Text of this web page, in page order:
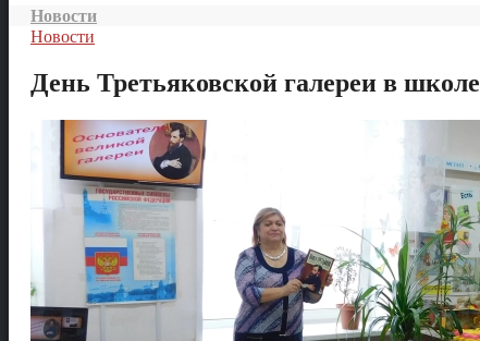
Новости
Новости
День Третьяковской галереи в школе